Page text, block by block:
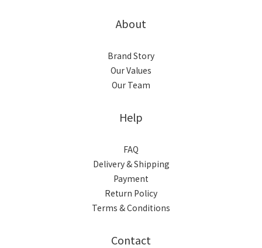
About
Brand Story
Our Values
Our Team
Help
FAQ
Delivery & Shipping
Payment
Return Policy
Terms & Conditions
Contact